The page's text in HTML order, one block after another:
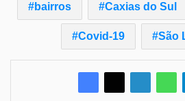
bairros Caxias do Sul
Covid-19 São